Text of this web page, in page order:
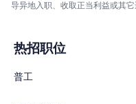
导异地入职、收取正当利益或其
热招职位
普工